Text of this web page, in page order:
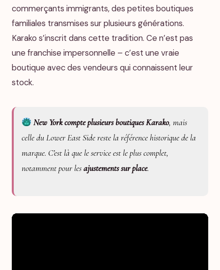
commerçants immigrants, des petites boutiques
familiales transmises sur plusieurs générations.
Karako s’inscrit dans cette tradition. Ce n’est pas
une franchise impersonnelle – c’est une vraie
boutique avec des vendeurs qui connaissent leur
stock.
New York compte plusieurs boutiques Karako, mais
celle du Lower East Side reste la référence historique de la
marque. C’est là que le service est le plus complet,
notamment pour lesajustements sur place.